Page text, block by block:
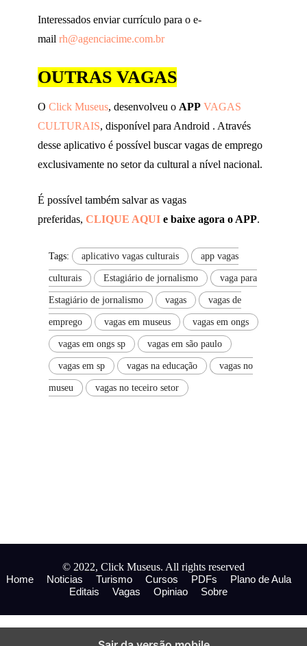
Interessados enviar currículo para o e-
mail rh@agenciacime.com.br
OUTRAS VAGAS
O Click Museus, desenvolveu o APP VAGAS
CULTURAIS, disponível para Android . Através
desse aplicativo é possível buscar vagas de emprego
exclusivamente no setor da cultural a nível nacional.
É possível também salvar as vagas
preferidas, CLIQUE AQUI e baixe agora o APP.
Tags: aplicativo vagas culturais app vagas
culturais Estagiário de jornalismo vaga para
Estagiário de jornalismo vagas vagas de
emprego vagas em museus vagas em ongs
vagas em ongs sp vagas em são paulo
vagas em sp vagas na educação vagas no
museu vagas no teceiro setor
© 2022, Click Museus. All rights reserved
Home
Noticias Turismo Cursos PDFs
Plano de Aula
Editais
Vagas Opiniao Sobre